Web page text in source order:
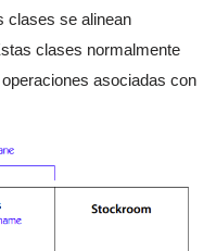
clases se alinean
clases normalmente
asociadas con